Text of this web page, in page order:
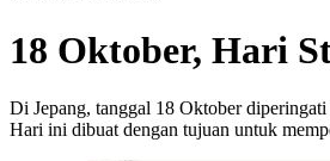
18 Oktober, Hari
Di Jepang, tanggal 18 Oktober
Hari ini dibuat dengan tujuan untuk